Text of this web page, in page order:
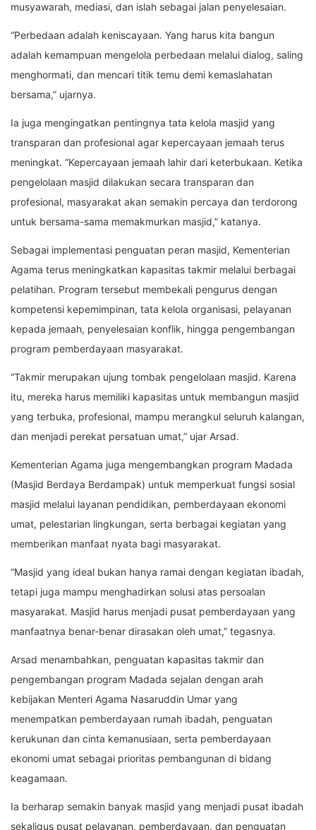
musyawarah, mediasi, dan islah sebagai jalan penyelesaian.
“Perbedaan adalah keniscayaan. Yang harus kita bangun
adalah kemampuan mengelola perbedaan melalui dialog, saling
menghormati, dan mencari titik temu demi kemaslahatan
bersama,” ujarnya.
Ia juga mengingatkan pentingnya tata kelola masjid yang
transparan dan profesional agar kepercayaan jemaah terus
meningkat. “Kepercayaan jemaah lahir dari keterbukaan. Ketika
pengelolaan masjid dilakukan secara transparan dan
profesional, masyarakat akan semakin percaya dan terdorong
untuk bersama-sama memakmurkan masjid,” katanya.
Sebagai implementasi penguatan peran masjid, Kementerian
Agama terus meningkatkan kapasitas takmir melalui berbagai
pelatihan. Program tersebut membekali pengurus dengan
kompetensi kepemimpinan, tata kelola organisasi, pelayanan
kepada jemaah, penyelesaian konflik, hingga pengembangan
program pemberdayaan masyarakat.
“Takmir merupakan ujung tombak pengelolaan masjid. Karena
itu, mereka harus memiliki kapasitas untuk membangun masjid
yang terbuka, profesional, mampu merangkul seluruh kalangan,
dan menjadi perekat persatuan umat,” ujar Arsad.
Kementerian Agama juga mengembangkan program Madada
(Masjid Berdaya Berdampak) untuk memperkuat fungsi sosial
masjid melalui layanan pendidikan, pemberdayaan ekonomi
umat, pelestarian lingkungan, serta berbagai kegiatan yang
memberikan manfaat nyata bagi masyarakat.
“Masjid yang ideal bukan hanya ramai dengan kegiatan ibadah,
tetapi juga mampu menghadirkan solusi atas persoalan
masyarakat. Masjid harus menjadi pusat pemberdayaan yang
manfaatnya benar-benar dirasakan oleh umat,” tegasnya.
Arsad menambahkan, penguatan kapasitas takmir dan
pengembangan program Madada sejalan dengan arah
kebijakan Menteri Agama Nasaruddin Umar yang
menempatkan pemberdayaan rumah ibadah, penguatan
kerukunan dan cinta kemanusiaan, serta pemberdayaan
ekonomi umat sebagai prioritas pembangunan di bidang
keagamaan.
Ia berharap semakin banyak masjid yang menjadi pusat ibadah
sekaligus pusat pelayanan, pemberdayaan, dan penguatan